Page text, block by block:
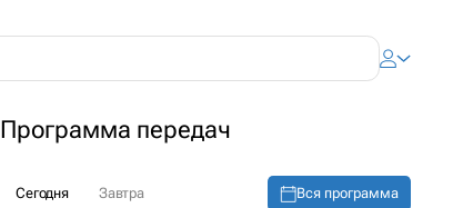
Программа передач
Сегодня Завтра Вся программа